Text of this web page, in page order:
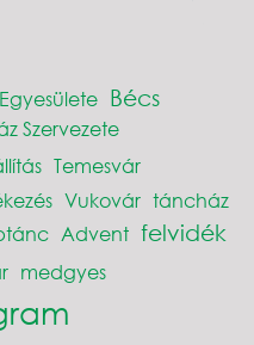
Bécs
Szervezete
Temesvár
Vukovár táncház
Advent felvidék
medgyes